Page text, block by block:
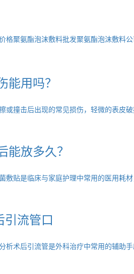
格聚氨酯泡沫敷料批发聚氨酯泡沫敷料
用吗？
或撞击后出现的常见损伤，轻微的表
放多久？
敷贴是临床与家庭护理中常用的医用耗
流管口
析术后引流管是外科治疗中常用的辅助